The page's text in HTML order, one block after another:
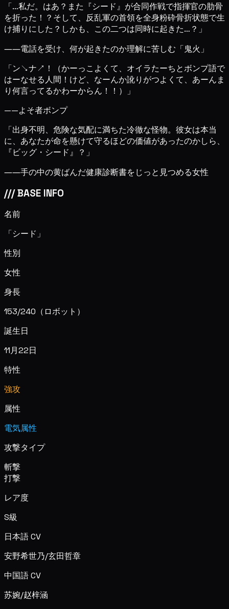
「…私だ。はあ？また『シード』が合同作戦で指揮官の肋骨
を折った！？そして、反乱軍の首領を全身粉砕骨折状態で生
け捕りにした？しかも、この二つは同時に起きた…？」
――電話を受け、何が起きたのか理解に苦しむ「鬼火」
「ン↘ナ↗！（かーっこよくて、オイラたーちとボンプ語で
はーなせる人間！けど、なーんか訛りがつよくて、あーんま
り何言ってるかわーからん！！）」
——よそ者ボンプ
「出身不明、危険な気配に満ちた冷徹な怪物。彼女は本当
に、あなたが命を懸けて守るほどの価値があったのかしら、
『ビッグ・シード』？」
――手の中の黄ばんだ健康診断書をじっと見つめる女性
///BASE INFO
名前
「シード」
性別
女性
身長
153/240（ロボット）
誕生日
11月22日
特性
強攻
属性
電気属性
攻撃タイプ
斬撃
打撃
レア度
S級
日本語 CV
安野希世乃/玄田哲章
中国語 CV
苏婉/赵梓涵